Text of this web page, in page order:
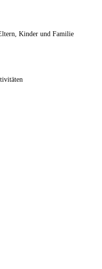
Kinder und Familie